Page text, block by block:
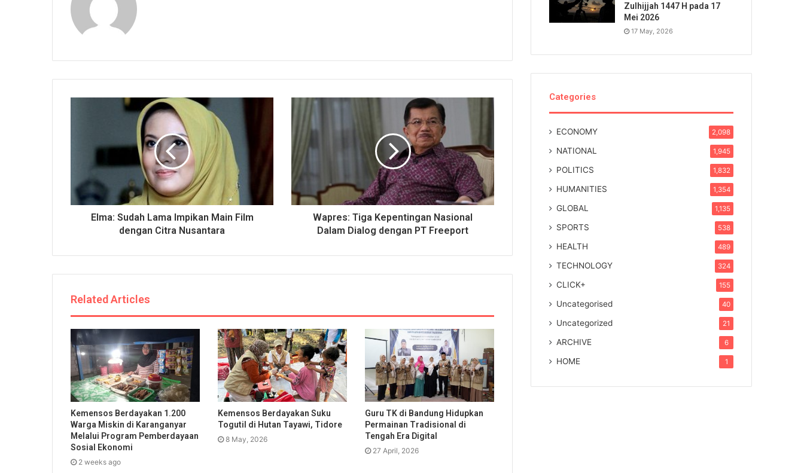
Elma: Sudah Lama Impikan Main Film
dengan Citra Nusantara
Wapres: Tiga Kepentingan Nasional
Dalam Dialog dengan PT Freeport
Related Articles
Kemensos Berdayakan 1.200
Warga Miskin di Karanganyar
Melalui Program Pemberdayaan
Sosial Ekonomi
2 weeks ago
Kemensos Berdayakan Suku
Togutil di Hutan Tayawi, Tidore
8 May, 2026
Guru TK di Bandung Hidupkan
Permainan Tradisional di
Tengah Era Digital
27 April, 2026
Zulhijjah 1447 H pada 17
Mei 2026
17 May, 2026
Categories
ECONOMY 2,098
NATIONAL 1,945
POLITICS 1,832
HUMANITIES 1,354
GLOBAL 1,135
SPORTS 538
HEALTH 489
TECHNOLOGY 324
CLICK+ 155
Uncategorised 40
Uncategorized 21
ARCHIVE 6
HOME 1